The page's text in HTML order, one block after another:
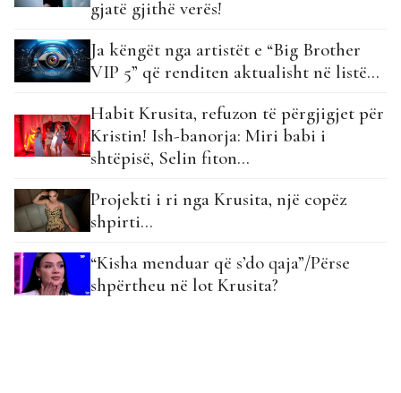
gjatë gjithë verës!
Ja këngët nga artistët e “Big Brother
VIP 5” që renditen aktualisht në listë…
Habit Krusita, refuzon të përgjigjet për
Kristin! Ish-banorja: Miri babi i
shtëpisë, Selin fiton…
Projekti i ri nga Krusita, një copëz
shpirti…
“Kisha menduar që s’do qaja”/Përse
shpërtheu në lot Krusita?